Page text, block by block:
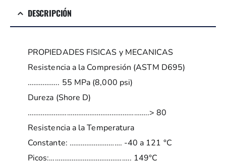
DESCRIPCIÓN
PROPIEDADES FISICAS y MECANICAS
Resistencia a la Compresión (ASTM D695)
…………….. 55 MPa (8,000 psi)
Dureza (Shore D)
………………………………………………………..> 80
Resistencia a la Temperatura
Constante: ………………………. -40 a 121 °C
Picos:…………………………………….. 149°C